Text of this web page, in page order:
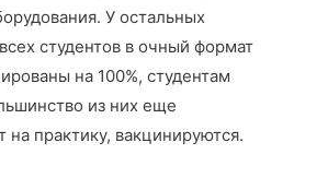
У остальных
студентов в очный формат
на 100%, студентам
из них еще
практику, вакцинируются.